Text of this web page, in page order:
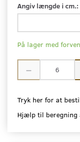
Angiv længde i cm.:
På lager med
Tryk her for at
Hjælp til beregning